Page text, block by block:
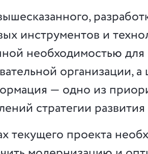
инструментов и
необходимостью для
организации,
— одно из
стратегии
текущего проекта